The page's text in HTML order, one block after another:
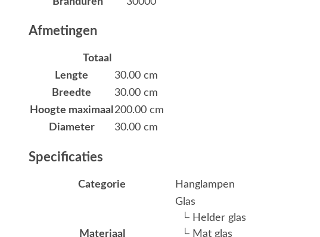
Afmetingen
Totaal
Lengte
30.00 cm
Breedte
30.00 cm
Hoogte maximaal 200.00 cm
Diameter
30.00 cm
Specificaties
Categorie Hanglampen
Materiaal
Glas
└ Helder glas
└ Mat glas